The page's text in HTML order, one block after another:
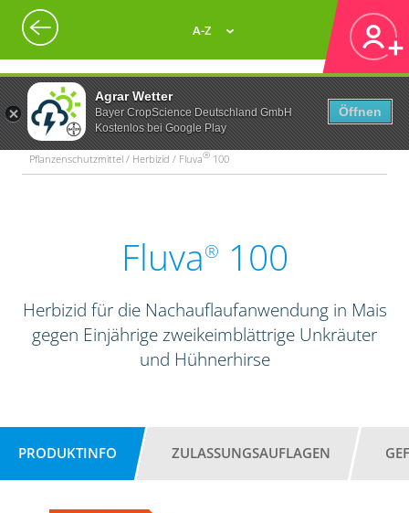
Agrar Wetter
Bayer CropScience Deutschland GmbH
Kostenlos bei Google Play
Öffnen
A-Z
Pflanzenschutzmittel / Herbizid / Fluva® 100
Fluva® 100
Herbizid für die Nachauflaufanwendung in Mais
gegen Einjährige zweikeimblättrige Unkräuter
und Hühnerhirse
PRODUKTINFO ZULASSUNGSAUFLAGEN